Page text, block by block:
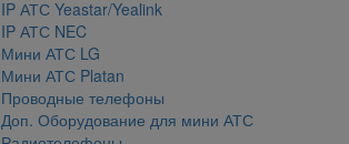
IP АТС Yeastar/Yealink
IP АТС NEC
Мини АТС LG
Мини АТС Platan
Проводные телефоны
Доп. Оборудование для мини АТС